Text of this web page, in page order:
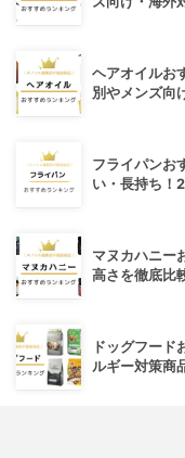
ヘアオイルお
別やメンズ向
フライパンお
い・長持ち！
マヌカハニー
高さを徹底比
ドッグフード
ルギー対策商